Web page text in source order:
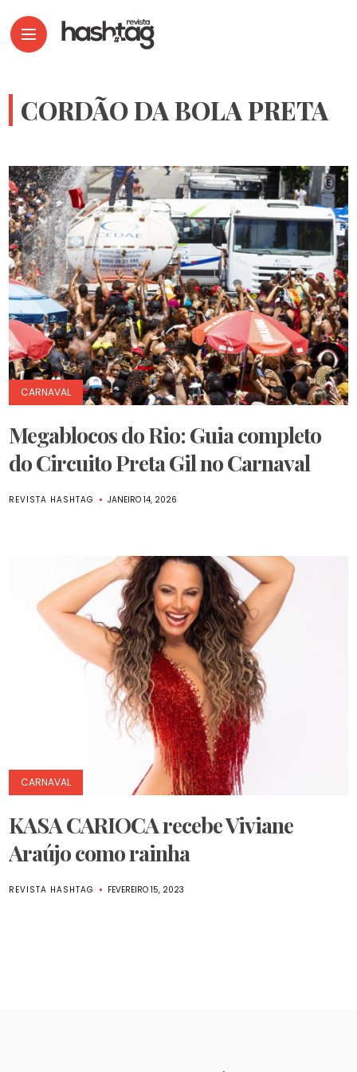
CORDÃO DA BOLA PRETA
CARNAVAL
Megablocos do Rio: Guia completo
do Circuito Preta Gil no Carnaval
REVISTA HASHTAG JANEIRO 14, 2026
CARNAVAL
KASA CARIOCA recebe Viviane
Araújo como rainha
REVISTA HASHTAG FEVEREIRO 15, 2023